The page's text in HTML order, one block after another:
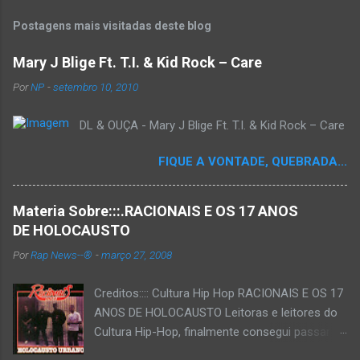
Postagens mais visitadas deste blog
Mary J Blige Ft. T.I. & Kid Rock – Care
PorNP -setembro 10, 2010
DL & OUÇA - Mary J Blige Ft. T.I. & Kid Rock – Care
FIQUE A VONTADE, QUEBRADA...
Materia Sobre:::.RACIONAIS E OS 17 ANOS
DE HOLOCAUSTO
PorRap News--® -março 27, 2008
Creditos:::: Cultura Hip Hop RACIONAIS E OS 17
ANOS DE HOLOCAUSTO Leitoras e leitores do
Cultura Hip-Hop, finalmente consegui passar